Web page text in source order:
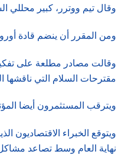
وقال تيم ووترر، كبير محللي
ومن المقرر أن ينضم قادة
وقالت مصادر مطلعة على
مقترحات السلام التي ناقشها
ويترقب المستثمرون أيضا
ويتوقع الخبراء
نهاية العام وسط تصاعد مشاكل